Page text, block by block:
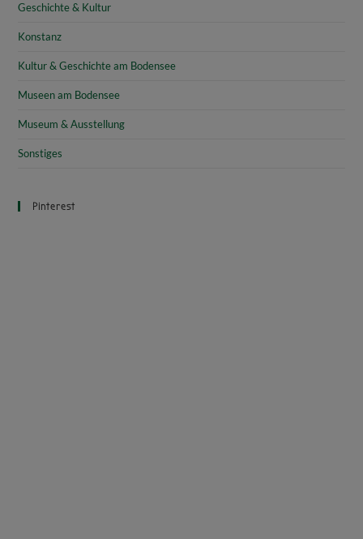
Geschichte & Kultur
Konstanz
Kultur & Geschichte am Bodensee
Museen am Bodensee
Museum & Ausstellung
Sonstiges
Pinterest